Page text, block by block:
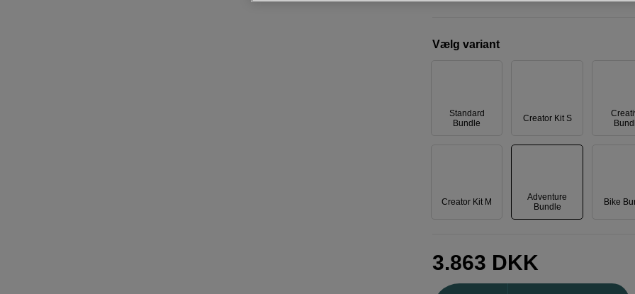
Vælg variant
Standard
Bundle
Creator Kit S
Creator Kit M
Adventure
Bundle
Bike
3.863 DKK